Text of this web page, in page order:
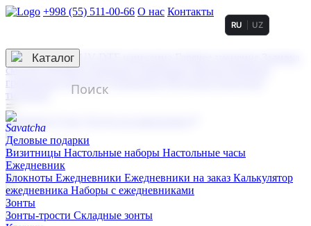
+998 (55) 511-00-66 О нас Контакты
3D гравировка
смолой (Doming)
гравировка твердая
тиснение
RU UZ
☰
Контакты
Каталог
Деловые подарки
Визитницы Настольные наборы Настольные часы
Ежедневник
Блокноты Ежедневники Ежедневники на заказ Калькулятор
ежедневника Наборы с ежедневниками
Зонты
Зонты-трости Складные зонты